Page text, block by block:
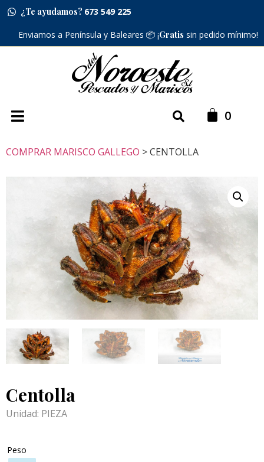
¿Te ayudamos? 673 549 225
Enviamos a Península y Baleares 📦 ¡Gratis sin pedido mínimo!
COMPRAR MARISCO GALLEGO > CENTOLLA
Centolla
Unidad: PIEZA
Peso